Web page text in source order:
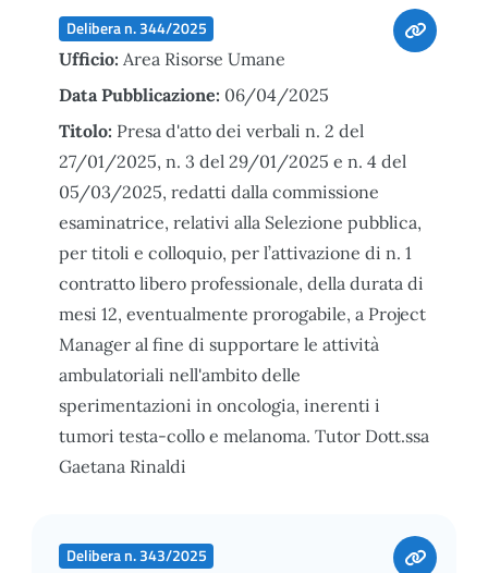
Delibera n. 344/2025
Ufficio: Area Risorse Umane
Data Pubblicazione: 06/04/2025
Titolo: Presa d'atto dei verbali n. 2 del
27/01/2025, n. 3 del 29/01/2025 e n. 4 del
05/03/2025, redatti dalla commissione
esaminatrice, relativi alla Selezione pubblica,
per titoli e colloquio, per l’attivazione di n. 1
contratto libero professionale, della durata di
mesi 12, eventualmente prorogabile, a Project
Manager al fine di supportare le attività
ambulatoriali nell'ambito delle
sperimentazioni in oncologia, inerenti i
tumori testa-collo e melanoma. Tutor Dott.ssa
Gaetana Rinaldi
Delibera n. 343/2025